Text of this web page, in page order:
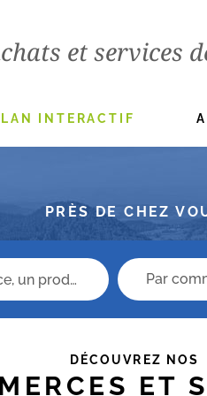
et services
INTERACTIF
PRÈS DE CHEZ
recherche
DÉCOUVREZ NOS
ET